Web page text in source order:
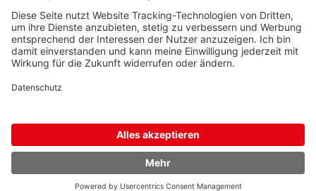
PLATE Büromaterial Vertriebs GmbH
Hilligenwarf 5
entwicklung: decoit